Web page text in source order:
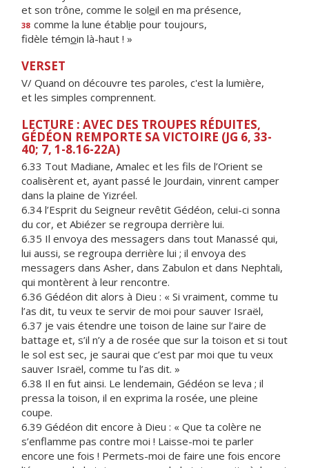
et son trône, comme le soleil en ma présence,
38 comme la lune établie pour toujours,
fidèle témoin là-haut ! »
VERSET
V/ Quand on découvre tes paroles, c'est la lumière,
et les simples comprennent.
LECTURE : AVEC DES TROUPES RÉDUITES,
GÉDÉON REMPORTE SA VICTOIRE (JG 6, 33-
40; 7, 1-8.16-22A)
6.33 Tout Madiane, Amalec et les fils de l’Orient se
coalisèrent et, ayant passé le Jourdain, vinrent camper
dans la plaine de Yizréel.
6.34 l’Esprit du Seigneur revêtit Gédéon, celui-ci sonna
du cor, et Abiézer se regroupa derrière lui.
6.35 Il envoya des messagers dans tout Manassé qui,
lui aussi, se regroupa derrière lui ; il envoya des
messagers dans Asher, dans Zabulon et dans Nephtali,
qui montèrent à leur rencontre.
6.36 Gédéon dit alors à Dieu : « Si vraiment, comme tu
l’as dit, tu veux te servir de moi pour sauver Israël,
6.37 je vais étendre une toison de laine sur l’aire de
battage et, s’il n’y a de rosée que sur la toison et si tout
le sol est sec, je saurai que c’est par moi que tu veux
sauver Israël, comme tu l’as dit. »
6.38 Il en fut ainsi. Le lendemain, Gédéon se leva ; il
pressa la toison, il en exprima la rosée, une pleine
coupe.
6.39 Gédéon dit encore à Dieu : « Que ta colère ne
s’enflamme pas contre moi ! Laisse-moi te parler
encore une fois ! Permets-moi de faire une fois encore